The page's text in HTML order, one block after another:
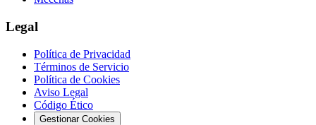
Legal
Política de Privacidad
Términos de Servicio
Política de Cookies
Aviso Legal
Código Ético
Gestionar Cookies